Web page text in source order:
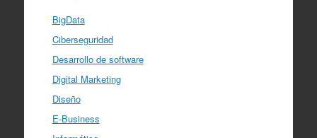
BigData
Ciberseguridad
Desarrollo de software
Digital Marketing
Diseño
E-Business